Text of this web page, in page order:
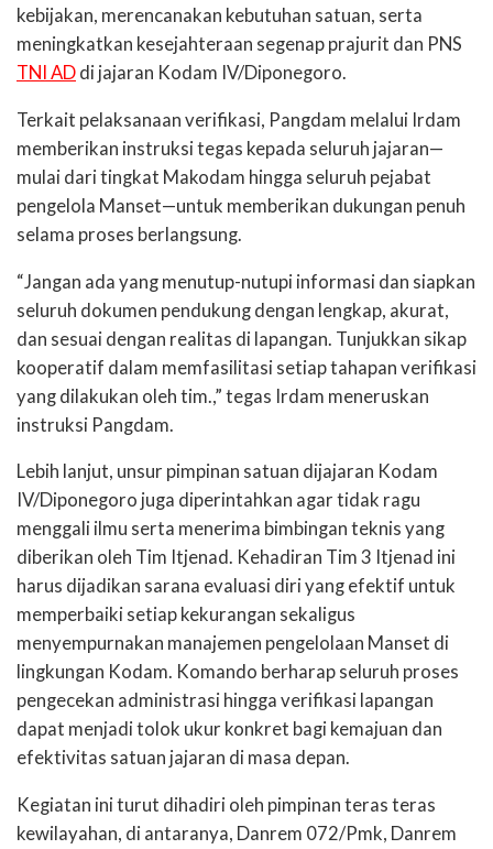
kebijakan, merencanakan kebutuhan satuan, serta
meningkatkan kesejahteraan segenap prajurit dan PNS
TNI AD di jajaran Kodam IV/Diponegoro.
Terkait pelaksanaan verifikasi, Pangdam melalui Irdam
memberikan instruksi tegas kepada seluruh jajaran—
mulai dari tingkat Makodam hingga seluruh pejabat
pengelola Manset—untuk memberikan dukungan penuh
selama proses berlangsung.
“Jangan ada yang menutup-nutupi informasi dan siapkan
seluruh dokumen pendukung dengan lengkap, akurat,
dan sesuai dengan realitas di lapangan. Tunjukkan sikap
kooperatif dalam memfasilitasi setiap tahapan verifikasi
yang dilakukan oleh tim.,” tegas Irdam meneruskan
instruksi Pangdam.
Lebih lanjut, unsur pimpinan satuan dijajaran Kodam
IV/Diponegoro juga diperintahkan agar tidak ragu
menggali ilmu serta menerima bimbingan teknis yang
diberikan oleh Tim Itjenad. Kehadiran Tim 3 Itjenad ini
harus dijadikan sarana evaluasi diri yang efektif untuk
memperbaiki setiap kekurangan sekaligus
menyempurnakan manajemen pengelolaan Manset di
lingkungan Kodam. Komando berharap seluruh proses
pengecekan administrasi hingga verifikasi lapangan
dapat menjadi tolok ukur konkret bagi kemajuan dan
efektivitas satuan jajaran di masa depan.
Kegiatan ini turut dihadiri oleh pimpinan teras teras
kewilayahan, di antaranya, Danrem 072/Pmk, Danrem